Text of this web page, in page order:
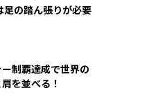
には足の踏ん張りが必要
制覇達成で世界の
を並べる！